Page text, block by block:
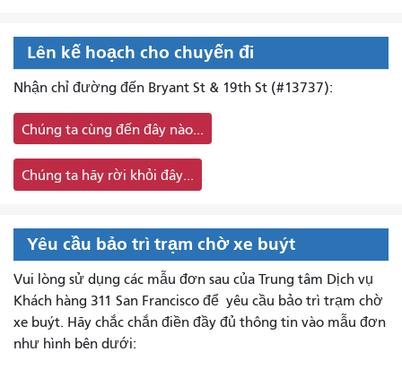
Lên kế hoạch cho chuyến đi
Nhận chỉ đường đến Bryant St & 19th St (#13737):
Chúng ta cùng đến đây nào...
Chúng ta hãy rời khỏi đây...
Yêu cầu bảo trì trạm chờ xe buýt
Vui lòng sử dụng các mẫu đơn sau của Trung tâm Dịch vụ
Khách hàng 311 San Francisco để yêu cầu bảo trì trạm chờ
xe buýt. Hãy chắc chắn điền đầy đủ thông tin vào mẫu đơn
như hình bên dưới: